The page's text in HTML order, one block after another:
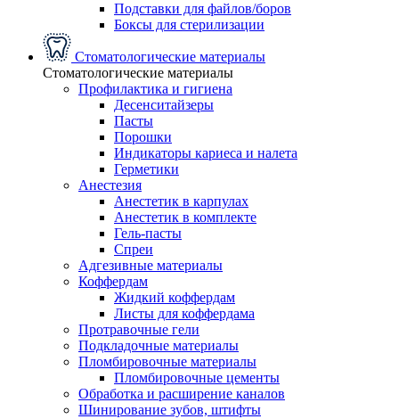
Подставки для файлов/боров
Боксы для стерилизации
Стоматологические материалы
Стоматологические материалы
Профилактика и гигиена
Десенситайзеры
Пасты
Порошки
Индикаторы кариеса и налета
Герметики
Анестезия
Анестетик в карпулах
Анестетик в комплекте
Гель-пасты
Спреи
Адгезивные материалы
Коффердам
Жидкий коффердам
Листы для коффердама
Протравочные гели
Подкладочные материалы
Пломбировочные материалы
Пломбировочные цементы
Обработка и расширение каналов
Шинирование зубов, штифты